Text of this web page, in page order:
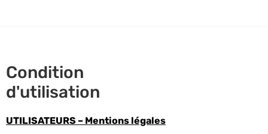
Condition
d'utilisation
UTILISATEURS – Mentions légales